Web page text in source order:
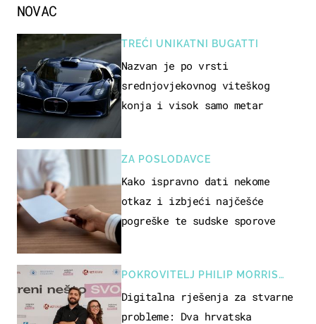
NOVAC
TREĆI UNIKATNI BUGATTI
Nazvan je po vrsti
srednjovjekovnog viteškog
konja i visok samo metar
ZA POSLODAVCE
Kako ispravno dati nekome
otkaz i izbjeći najčešće
pogreške te sudske sporove
POKROVITELJ PHILIP MORRIS
ZAGREB
Digitalna rješenja za stvarne
probleme: Dva hrvatska